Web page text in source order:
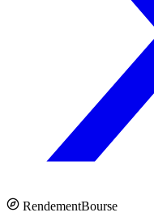
RendementBourse